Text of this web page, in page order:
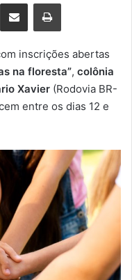
Telegram
inscrições abertas
na floresta”, colônia
Xavier (Rodovia BR-
entre os dias 12 e